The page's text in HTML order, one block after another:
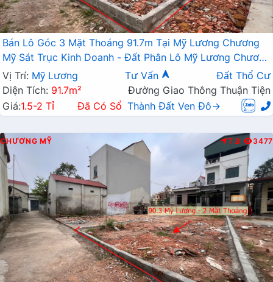
Bán Lô Góc 3 Mặt Thoáng 91.7m Tại Mỹ Lương Chương
Mỹ Sát Trục Kinh Doanh - Đất Phân Lô Mỹ Lương Chương
Mỹ
Vị Trí: Mỹ Lương Tư Vấn
Đất Thổ Cư
Diện Tích: 91.7m²
Đường Giao Thông Thuận Tiện
Giá:1.5-2 Tỉ Đã Có Sổ Thành Đất Ven Đô→
CHƯƠNG MỸ T.B 3477